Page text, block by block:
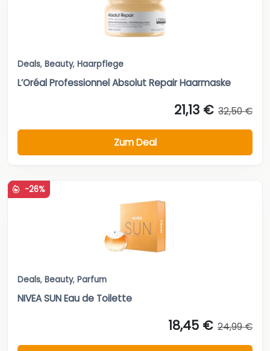
Deals, Beauty, Haarpflege
L’Oréal Professionnel Absolut Repair Haarmaske
21,13 € 32,50 €
Zum Deal
-26%
Deals, Beauty, Parfum
NIVEA SUN Eau de Toilette
18,45 € 24,99 €